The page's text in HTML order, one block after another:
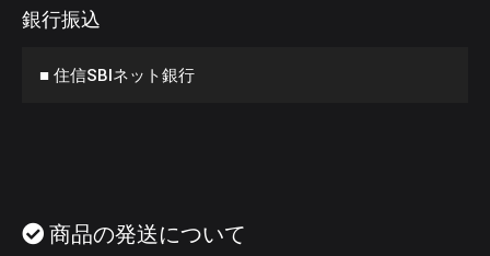
銀行振込
■ 住信SBIネット銀行
商品の発送について